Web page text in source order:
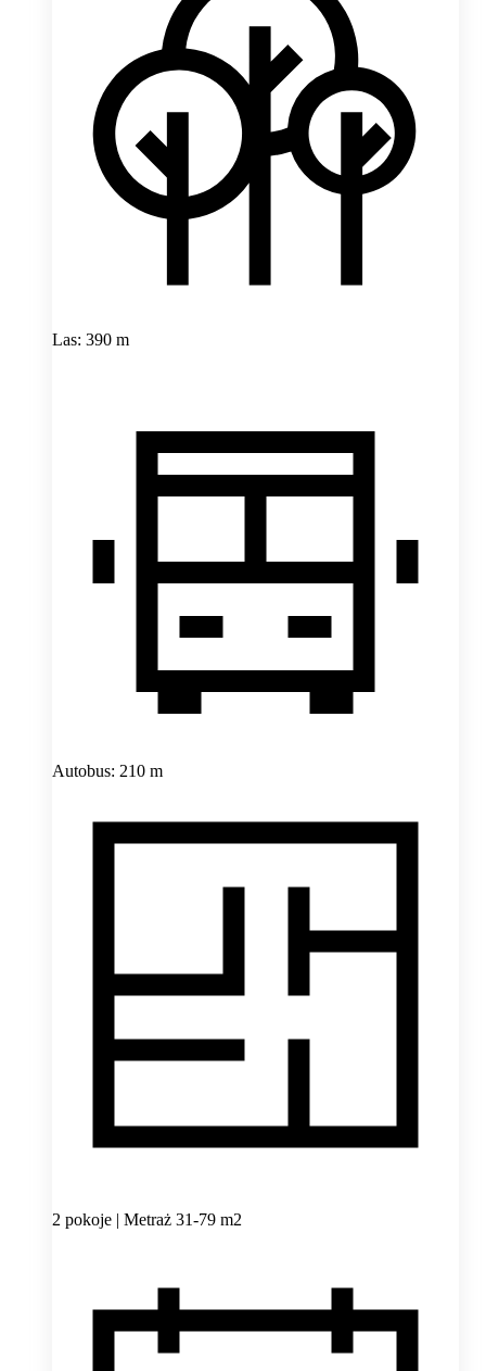
Las: 390 m
Autobus: 210 m
2 pokoje | Metraż 31-79 m2